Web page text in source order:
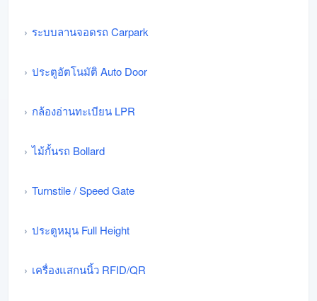
ระบบลานจอดรถ Carpark
ประตูอัตโนมัติ Auto Door
กล้องอ่านทะเบียน LPR
ไม้กั้นรถ Bollard
Turnstile / Speed Gate
ประตูหมุน Full Height
เครื่องแสกนนิ้ว RFID/QR